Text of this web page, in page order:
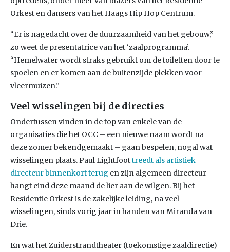
Orkest en dansers van het Haags Hip Hop Centrum.
“Er is nagedacht over de duurzaamheid van het gebouw,”
zo weet de presentatrice van het ‘zaalprogramma’.
“Hemelwater wordt straks gebruikt om de toiletten door te
spoelen en er komen aan de buitenzijde plekken voor
vleermuizen.”
Veel wisselingen bij de directies
Ondertussen vinden in de top van enkele van de
organisaties die het OCC – een nieuwe naam wordt na
deze zomer bekendgemaakt – gaan bespelen, nogal wat
wisselingen plaats. Paul Lightfoottreedt als artistiek
directeur binnenkort terug en zijn algemeen directeur
hangt eind deze maand de lier aan de wilgen. Bij het
Residentie Orkest is de zakelijke leiding, na veel
wisselingen, sinds vorig jaar in handen van Miranda van
Drie.
En wat het Zuiderstrandtheater (toekomstige zaaldirectie)